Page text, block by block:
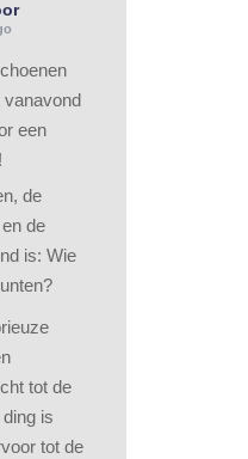
vanavond
een
de
de
is: Wie
tot de
is
tot de